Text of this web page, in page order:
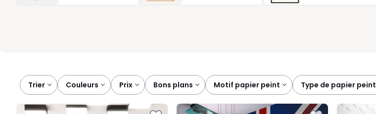
Trier
couleurs prix bons plans motif papier peint type de papier peint